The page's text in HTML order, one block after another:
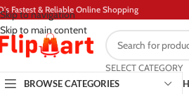
Skip to navigation
Skip to main content
Fastest & Reliable Online Shopping
SELECT CATEGORY
BROWSE CATEGORIES